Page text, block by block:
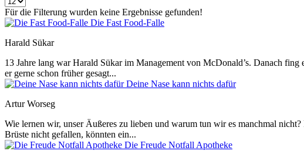
Für die Filterung wurden keine Ergebnisse gefunden!
Die Fast Food-Falle
Harald Sükar
13 Jahre lang war Harald Sükar im Management von McDonald’s. Danach fing
er gerne schon früher gesagt...
Deine Nase kann nichts dafür
Artur Worseg
Wie lernen wir, unser Äußeres zu lieben und warum tun wir es manchmal
Brüste nicht gefallen, könnten ein...
Die Freude Notfall Apotheke